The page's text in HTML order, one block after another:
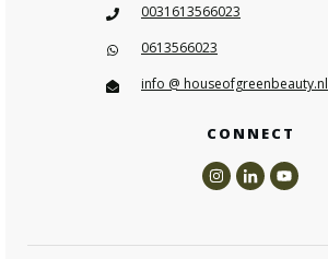
0031613566023
0613566023
info @ houseofgreenbeauty.nl
CONNECT